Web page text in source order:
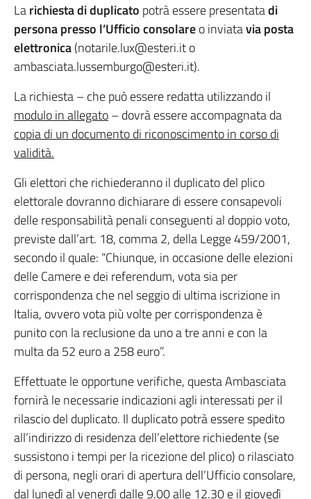
Larichiesta di duplicato potrà essere presentatadi
persona presso l’Ufficio consolareo inviatavia posta
elettronica(notarile.lux@esteri.it o
ambasciata.lussemburgo@esteri.it).
La richiesta – che può essere redatta utilizzando il
modulo in allegato– dovrà essere accompagnata da
copia di un documento di riconoscimento in corso di
validità.
Gli elettori che richiederanno il duplicato del plico
elettorale dovranno dichiarare di essere consapevoli
delle responsabilità penali conseguenti al doppio voto,
previste dall’art. 18, comma 2, della Legge 459/2001,
secondo il quale: “Chiunque, in occasione delle elezioni
delle Camere e dei referendum, vota sia per
corrispondenza che nel seggio di ultima iscrizione in
Italia, ovvero vota più volte per corrispondenza è
punito con la reclusione da uno a tre anni e con la
multa da 52 euro a 258 euro”.
Effettuate le opportune verifiche, questa Ambasciata
fornirà le necessarie indicazioni agli interessati per il
rilascio del duplicato. Il duplicato potrà essere spedito
all’indirizzo di residenza dell’elettore richiedente (se
sussistono i tempi per la ricezione del plico) o rilasciato
di persona, negli orari di apertura dell’Ufficio consolare,
dal lunedì al venerdì dalle 9.00 alle 12.30 e il giovedì